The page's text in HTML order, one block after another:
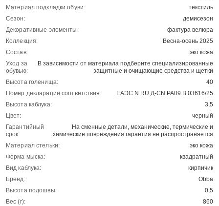
Материал подкладки обуви:
текстиль
Сезон:
демисезон
Декоративные элементы:
фактура велюра
Коллекция:
Весна-осень 2025
Состав:
эко кожа
Уход за
обувью:
В зависимости от материала подберите специализированные
защитные и очищающие средства и щетки
Высота голенища:
40
Номер декларации соответствия:
ЕАЭС N RU Д-CN.РА09.В.03616/25
Высота каблука:
3,5
Цвет:
черный
Гарантийный
срок:
На сменные детали, механические, термические и
химические повреждения гарантия не распространяется
Материал стельки:
эко кожа
Форма мыска:
квадратный
Вид каблука:
кирпичик
Бренд:
Obba
Высота подошвы:
0,5
Вес (г):
860